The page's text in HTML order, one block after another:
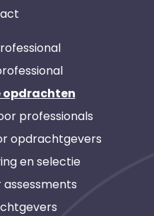
opdrachten
professionals
opdrachtgevers
en selectie